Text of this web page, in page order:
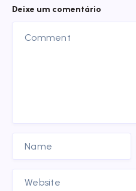
Deixe um comentário